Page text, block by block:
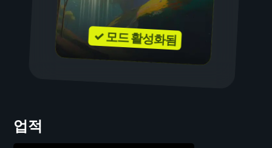
✓ 모드 활성화됨
업적